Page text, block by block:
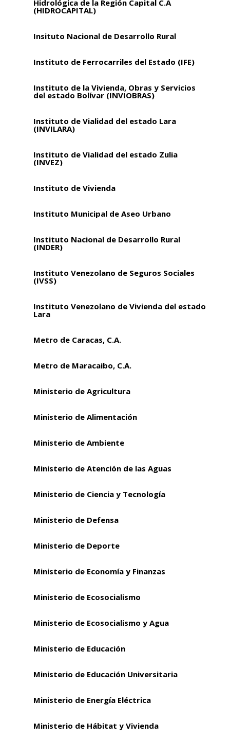
Hidrológica de la Región Capital C.A
(HIDROCAPITAL)
Insituto Nacional de Desarrollo Rural
Instituto de Ferrocarriles del Estado (IFE)
Instituto de la Vivienda, Obras y Servicios
del estado Bolívar (INVIOBRAS)
Instituto de Vialidad del estado Lara
(INVILARA)
Instituto de Vialidad del estado Zulia
(INVEZ)
Instituto de Vivienda
Instituto Municipal de Aseo Urbano
Instituto Nacional de Desarrollo Rural
(INDER)
Instituto Venezolano de Seguros Sociales
(IVSS)
Instituto Venezolano de Vivienda del estado
Lara
Metro de Caracas, C.A.
Metro de Maracaibo, C.A.
Ministerio de Agricultura
Ministerio de Alimentación
Ministerio de Ambiente
Ministerio de Atención de las Aguas
Ministerio de Ciencia y Tecnología
Ministerio de Defensa
Ministerio de Deporte
Ministerio de Economía y Finanzas
Ministerio de Ecosocialismo
Ministerio de Ecosocialismo y Agua
Ministerio de Educación
Ministerio de Educación Universitaria
Ministerio de Energía Eléctrica
Ministerio de Hábitat y Vivienda